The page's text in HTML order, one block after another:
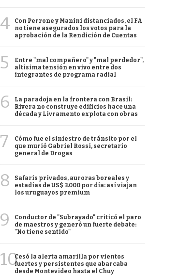
4
Con Perrone y Manini distanciados, el FA
no tiene asegurados los votos para la
aprobación de la Rendición de Cuentas
5
Entre "mal compañero" y "mal perdedor",
altísima tensión en vivo entre dos
integrantes de programa radial
6
La paradoja en la frontera con Brasil:
Rivera no construye edificios hace una
década y Livramento explota con obras
7
Cómo fue el siniestro de tránsito por el
que murió Gabriel Rossi, secretario
general de Drogas
8
Safaris privados, auroras boreales y
estadías de US$ 3.000 por día: así viajan
los uruguayos premium
9
Conductor de "Subrayado" criticó el paro
de maestros y generó un fuerte debate:
"No tiene sentido"
10Cesó la alerta amarilla por vientos
fuertes y persistentes que abarcaba
desde Montevideo hasta el Chuy